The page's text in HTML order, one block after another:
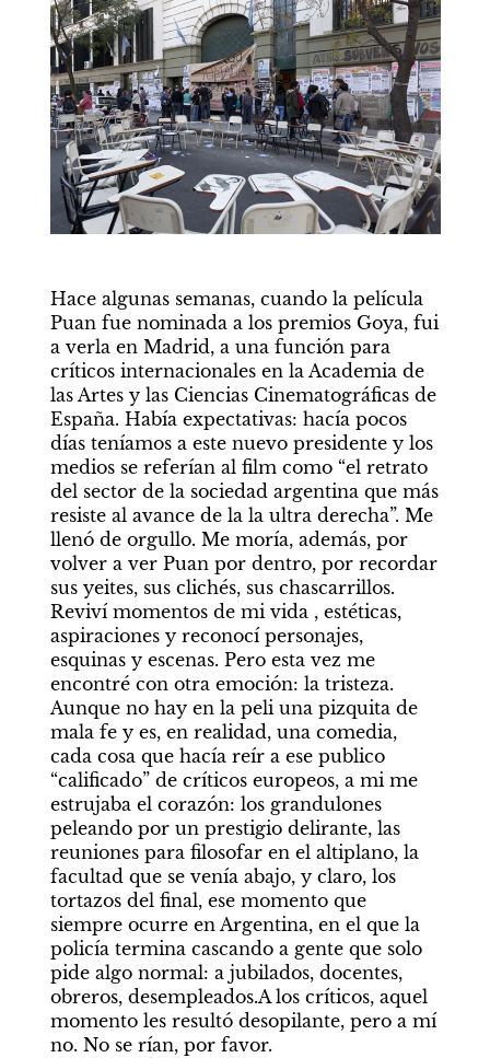
Hace algunas semanas, cuando la película
Puan fue nominada a los premios Goya, fui
a verla en Madrid, a una función para
críticos internacionales en la Academia de
las Artes y las Ciencias Cinematográficas de
España. Había expectativas: hacía pocos
días teníamos a este nuevo presidente y los
medios se referían al film como “el retrato
del sector de la sociedad argentina que más
resiste al avance de la la ultra derecha”. Me
llenó de orgullo. Me moría, además, por
volver a ver Puan por dentro, por recordar
sus yeites, sus clichés, sus chascarrillos.
Reviví momentos de mi vida , estéticas,
aspiraciones y reconocí personajes,
esquinas y escenas. Pero esta vez me
encontré con otra emoción: la tristeza.
Aunque no hay en la peli una pizquita de
mala fe y es, en realidad, una comedia,
cada cosa que hacía reír a ese publico
“calificado” de críticos europeos, a mi me
estrujaba el corazón: los grandulones
peleando por un prestigio delirante, las
reuniones para filosofar en el altiplano, la
facultad que se venía abajo, y claro, los
tortazos del final, ese momento que
siempre ocurre en Argentina, en el que la
policía termina cascando a gente que solo
pide algo normal: a jubilados, docentes,
obreros, desempleados.A los críticos, aquel
momento les resultó desopilante, pero a mí
no. No se rían, por favor.